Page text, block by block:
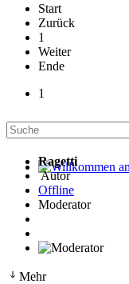
Willkommen
Start
Zurück
1
Weiter
Ende
1
Ragetti
Autor
Offline
Moderator
Mehr